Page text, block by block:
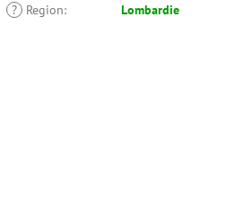
?
Region: Lombardie